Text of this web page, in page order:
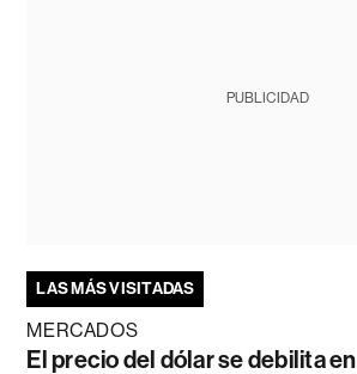
PUBLICIDAD
LAS MÁS VISITADAS
MERCADOS
El precio del dólar se debilita en